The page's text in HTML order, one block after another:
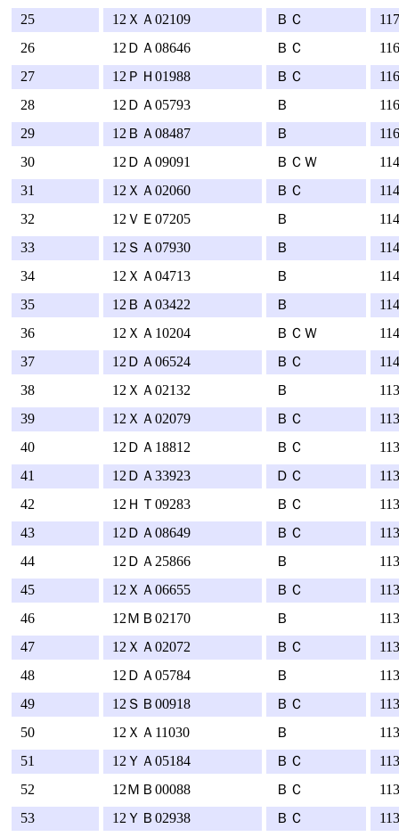
25
12ＸＡ02109 ＢＣ
26
12ＤＡ08646 ＢＣ
27
12ＰＨ01988 ＢＣ
28
12ＤＡ05793 Ｂ
29
12ＢＡ08487 Ｂ
30
12ＤＡ09091 ＢＣＷ
31
12ＸＡ02060 ＢＣ
32
12ＶＥ07205 Ｂ
33
12ＳＡ07930 Ｂ
34
12ＸＡ04713 Ｂ
35
12ＢＡ03422 Ｂ
36
12ＸＡ10204 ＢＣＷ
37
12ＤＡ06524 ＢＣ
38
12ＸＡ02132 Ｂ
39
12ＸＡ02079 ＢＣ
40
12ＤＡ18812 ＢＣ
41
12ＤＡ33923 ＤＣ
42
12ＨＴ09283 ＢＣ
43
12ＤＡ08649 ＢＣ
44
12ＤＡ25866 Ｂ
45
12ＸＡ06655 ＢＣ
46
12ＭＢ02170 Ｂ
47
12ＸＡ02072 ＢＣ
48
12ＤＡ05784 Ｂ
49
12ＳＢ00918 ＢＣ
50
12ＸＡ11030 Ｂ
51
12ＹＡ05184 ＢＣ
52
12ＭＢ00088 ＢＣ
53
12ＹＢ02938 ＢＣ